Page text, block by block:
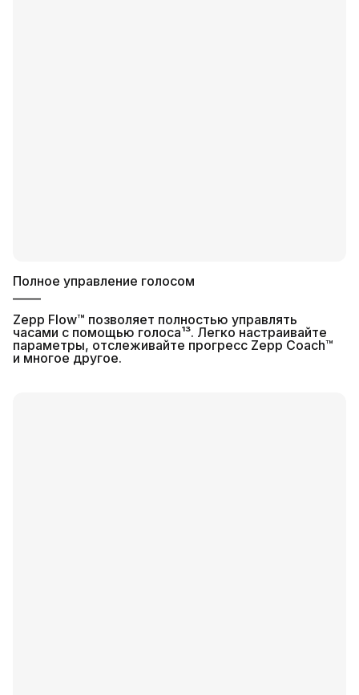
Полное управление голосом
Zepp Flow™ позволяет полностью управлять
часами с помощью голоса¹³. Легко настраивайте
параметры, отслеживайте прогресс Zepp Coach™
и многое другое.